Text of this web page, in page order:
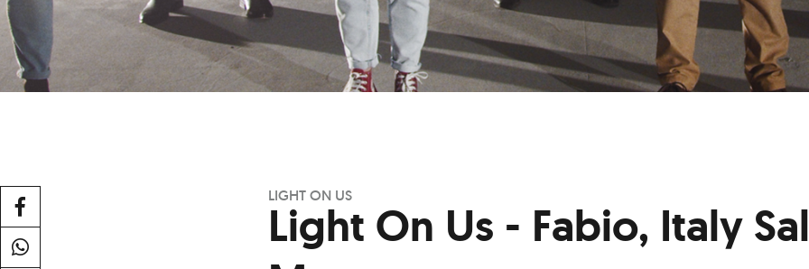
LIGHT ON US
Light On Us - Fabio, Italy